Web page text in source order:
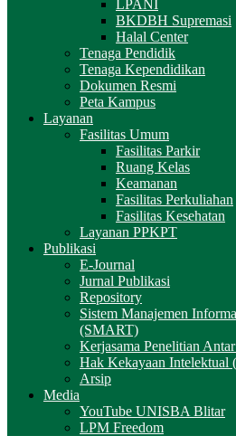
LPANI
BKDBH Supremasi
Halal Center
Tenaga Pendidik
Tenaga Kependidikan
Dokumen Resmi
Peta Kampus
Layanan
Fasilitas Umum
Fasilitas Parkir
Ruang Kelas
Keamanan
Fasilitas Perkuliahan
Fasilitas Kesehatan
Layanan PPKPT
Publikasi
E-Journal
Jurnal Publikasi
Repository
Sistem Manajemen
(SMART)
Kerjasama Penelitian
Hak Kekayaan Intelektual
Arsip
Media
YouTube UNISBA Blitar
LPM Freedom